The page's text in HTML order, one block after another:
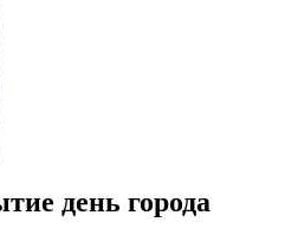
день города